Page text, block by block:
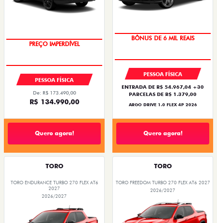
PREÇO IMPERDÍVEL
PESSOA FÍSICA
De: R$ 173.490,00
R$ 134.990,00
Quero agora!
BÔNUS DE 6 MIL REAIS
PESSOA FÍSICA
ENTRADA DE R$ 54.967,04 +30
PARCELAS DE R$ 1.379,00
ARGO DRIVE 1.0 FLEX 4P 2026
Quero agora!
TORO
TORO ENDURANCE TURBO 270 FLEX AT6
2027
2026/2027
TORO
TORO FREEDOM TURBO 270 FLEX AT6 2027
2026/2027